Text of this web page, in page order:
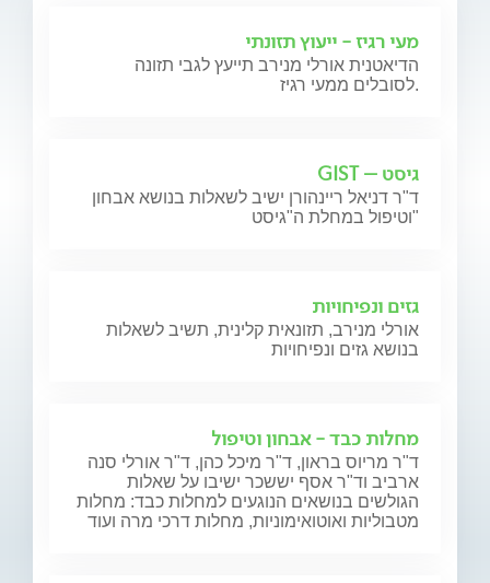
מעי רגיז - ייעוץ תזונתי
הדיאטנית אורלי מנירב תייעץ לגבי תזונה
לסובלים ממעי רגיז.
גיסט – GIST
ד"ר דניאל ריינהורן ישיב לשאלות בנושא אבחון
וטיפול במחלת ה"גיסט"
גזים ונפיחויות
אורלי מנירב, תזונאית קלינית, תשיב לשאלות
בנושא גזים ונפיחויות
מחלות כבד - אבחון וטיפול
ד"ר מריוס בראון, ד"ר מיכל כהן, ד"ר אורלי סנה
ארביב וד"ר אסף יששכר ישיבו על שאלות
הגולשים בנושאים הנוגעים למחלות כבד: מחלות
מטבוליות ואוטואימוניות, מחלות דרכי מרה ועוד